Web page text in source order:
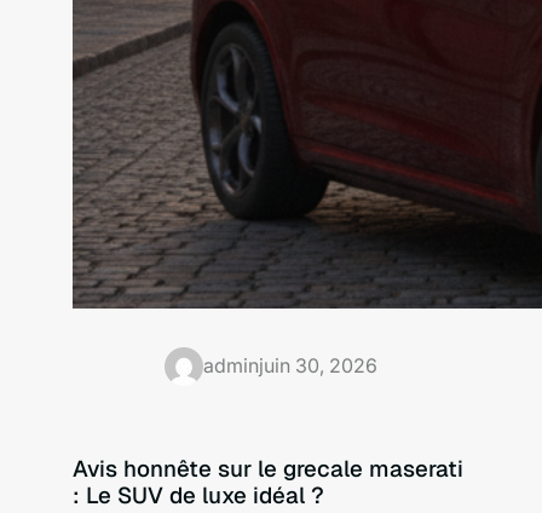
adminjuin 30, 2026
Avis honnête sur le grecale maserati
: Le SUV de luxe idéal ?